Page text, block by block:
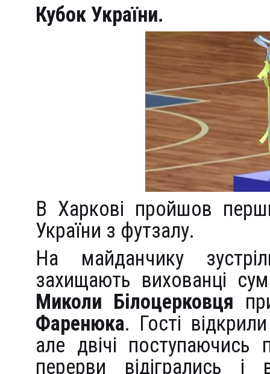
Кубок України.
В Харкові пройшов
України з футзалу.
На майданчику
захищають вихованці
Миколи Білоцерковця
Фаренюка. Гості
але двічі поступаючись
перерви відігрались